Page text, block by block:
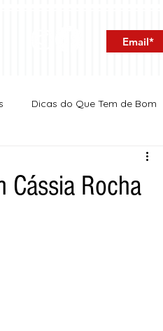
Dicas do Que Tem de Bom
Cássia Rocha